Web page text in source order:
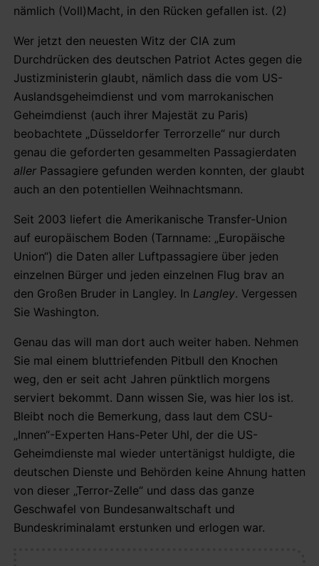
nämlich (Voll)Macht, in den Rücken gefallen ist. (2)
Wer jetzt den neuesten Witz der CIA zum
Durchdrücken des deutschen Patriot Actes gegen die
Justizministerin glaubt, nämlich dass die vom US-
Auslandsgeheimdienst und vom marrokanischen
Geheimdienst (auch ihrer Majestät zu Paris)
beobachtete „Düsseldorfer Terrorzelle“ nur durch
genau die geforderten gesammelten Passagierdaten
aller Passagiere gefunden werden konnten, der glaubt
auch an den potentiellen Weihnachtsmann.
Seit 2003 liefert die Amerikanische Transfer-Union
auf europäischem Boden (Tarnname: „Europäische
Union“) die Daten aller Luftpassagiere über jeden
einzelnen Bürger und jeden einzelnen Flug brav an
den Großen Bruder in Langley. In Langley. Vergessen
Sie Washington.
Genau das will man dort auch weiter haben. Nehmen
Sie mal einem bluttriefenden Pitbull den Knochen
weg, den er seit acht Jahren pünktlich morgens
serviert bekommt. Dann wissen Sie, was hier los ist.
Bleibt noch die Bemerkung, dass laut dem CSU-
„Innen“-Experten Hans-Peter Uhl, der die US-
Geheimdienste mal wieder untertänigst huldigte, die
deutschen Dienste und Behörden keine Ahnung hatten
von dieser „Terror-Zelle“ und dass das ganze
Geschwafel von Bundesanwaltschaft und
Bundeskriminalamt erstunken und erlogen war.